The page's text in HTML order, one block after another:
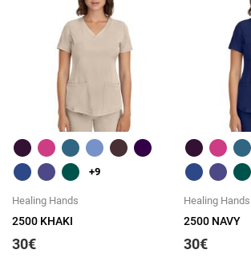
Быстрый обзор
+9
Healing Hands
2500 KHAKI
30€
Healing Hands
2500 NAVY
30€